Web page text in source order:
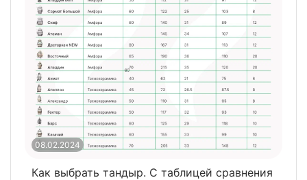
08.02.2024
Как выбрать тандыр. С таблицей сравнения